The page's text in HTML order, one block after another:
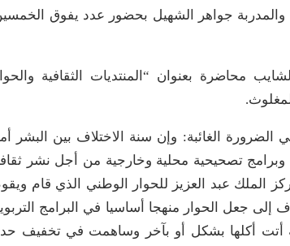
والمدربة جواهر الشهيل بحضور عدد يفوق
محاضرة بعنوان “المنتديات الثقافية
الغائبة: وإن سنة الاختلاف بين البشر
تصحيحية محلية وخارجية من أجل نشر
مركز الملك عبد العزيز للحوار الوطني الذي قام
إلى جعل الحوار منهجا أساسيا في البرامج
أتت أكلها بشكل أو بآخر وساهمت في تخفيف